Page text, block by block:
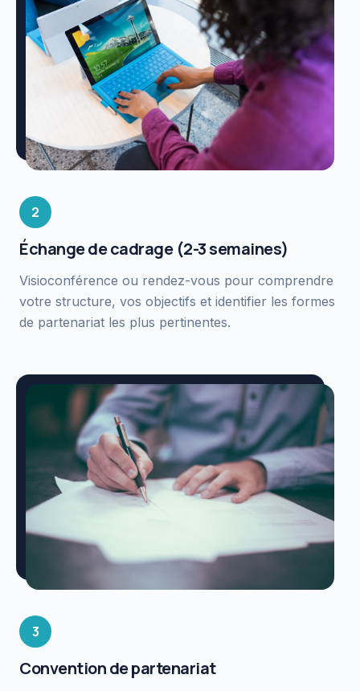
2
Échange de cadrage (2-3 semaines)
Visioconférence ou rendez-vous pour comprendre
votre structure, vos objectifs et identifier les formes
de partenariat les plus pertinentes.
3
Convention de partenariat